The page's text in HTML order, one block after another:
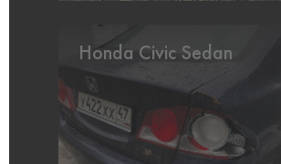
Honda Civic Sedan